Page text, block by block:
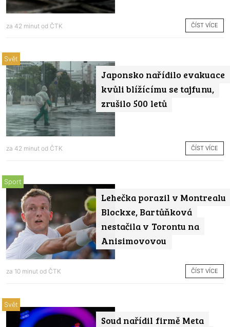
za 42 minut od ČTK ČÍST VÍCE
Japonsko nařídilo evakuace
kvůli blížícímu se tajfunu,
zrušilo 500 letů
Svět
za 42 minut od ČTK ČÍST VÍCE
Lehečka porazil v Montrealu
Blockxe, Bartůňková
nestačila v Torontu na
Anisimovovou
Sport
za 10 minut od ČTK ČÍST VÍCE
Soud nařídil firmě Meta
Svět